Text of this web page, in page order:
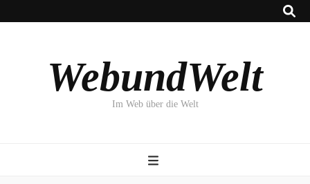
WebundWelt
Im Web über die Welt